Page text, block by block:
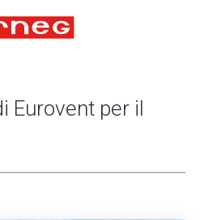
Eurovent per il